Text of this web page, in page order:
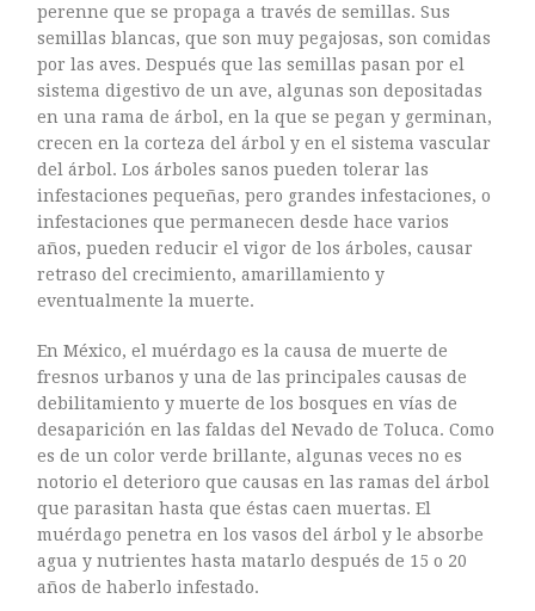
perenne que se propaga a través de semillas. Sus
semillas blancas, que son muy pegajosas, son comidas
por las aves. Después que las semillas pasan por el
sistema digestivo de un ave, algunas son depositadas
en una rama de árbol, en la que se pegan y germinan,
crecen en la corteza del árbol y en el sistema vascular
del árbol. Los árboles sanos pueden tolerar las
infestaciones pequeñas, pero grandes infestaciones, o
infestaciones que permanecen desde hace varios
años, pueden reducir el vigor de los árboles, causar
retraso del crecimiento, amarillamiento y
eventualmente la muerte.
En México, el muérdago es la causa de muerte de
fresnos urbanos y una de las principales causas de
debilitamiento y muerte de los bosques en vías de
desaparición en las faldas del Nevado de Toluca. Como
es de un color verde brillante, algunas veces no es
notorio el deterioro que causas en las ramas del árbol
que parasitan hasta que éstas caen muertas. El
muérdago penetra en los vasos del árbol y le absorbe
agua y nutrientes hasta matarlo después de 15 o 20
años de haberlo infestado.